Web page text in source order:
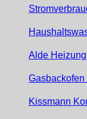
Alde
Gasbackofen
Kissmann